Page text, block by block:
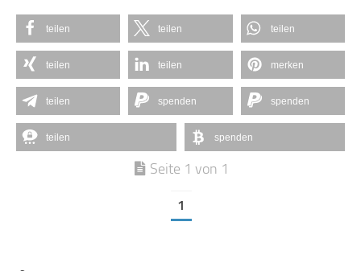
teilen teilen teilen
teilen teilen merken
teilen spenden spenden
teilen spenden
Seite 1 von 1
1